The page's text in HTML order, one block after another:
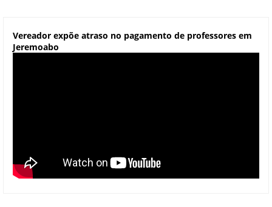
Vereador expõe atraso no pagamento de professores em
Jeremoabo